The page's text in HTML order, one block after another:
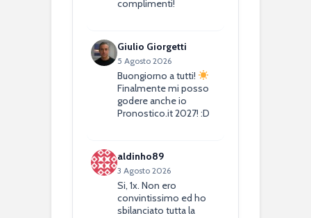
complimenti!
Giulio Giorgetti
5 Agosto 2026
Buongiorno a tutti!
Finalmente mi posso
godere anche io
Pronostico.it 2027! :D
aldinho89
3 Agosto 2026
Si, 1x. Non ero
convintissimo ed ho
sbilanciato tutta la